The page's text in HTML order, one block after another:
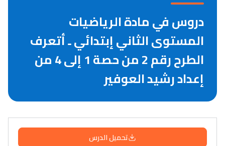
دروس في مادة الرياضيات
المستوى الثاني إبتدائي ـ أتعرف
الطرح رقم 2 من حصة 1 إلى 4 من
إعداد رشيد العوفير
تحميل الدرس